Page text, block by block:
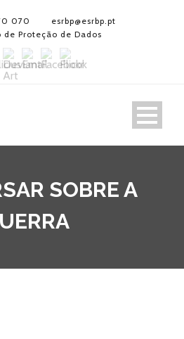
070
esrbp@esrbp.pt
de Proteção de Dados
SOBRE A